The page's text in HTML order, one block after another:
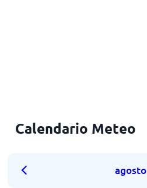
Calendario Meteo
agosto